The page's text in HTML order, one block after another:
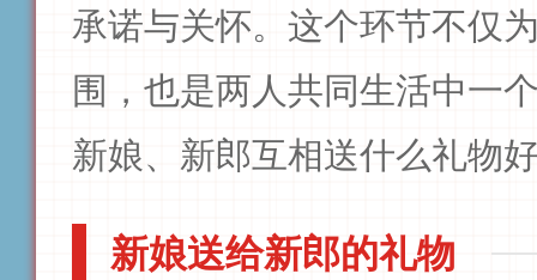
承诺与关怀。这个环节不仅
围，也是两人共同生活中一
新娘、新郎互相送什么礼物
新娘送给新郎的礼物